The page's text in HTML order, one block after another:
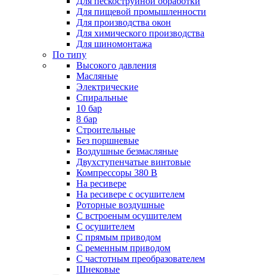
Для пищевой промышленности
Для производства окон
Для химического производства
Для шиномонтажа
По типу
Высокого давления
Масляные
Электрические
Спиральные
10 бар
8 бар
Cтроительные
Без поршневые
Воздушные безмасляные
Двухступенчатые винтовые
Компрессоры 380 В
На ресивере
На ресивере с осушителем
Роторные воздушные
С встроеным осушителем
С осушителем
С прямым приводом
С ременным приводом
С частотным преобразователем
Шнековые